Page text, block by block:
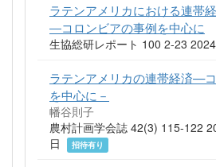
ラテンアメリカにおける連帯
―コロンビアの事例を中心に
生協総研レポート 100 2-23
ラテンアメリカの連帯経済—
を中心に－
幡谷則子
農村計画学会誌 42(3) 115-122
日
招待有り